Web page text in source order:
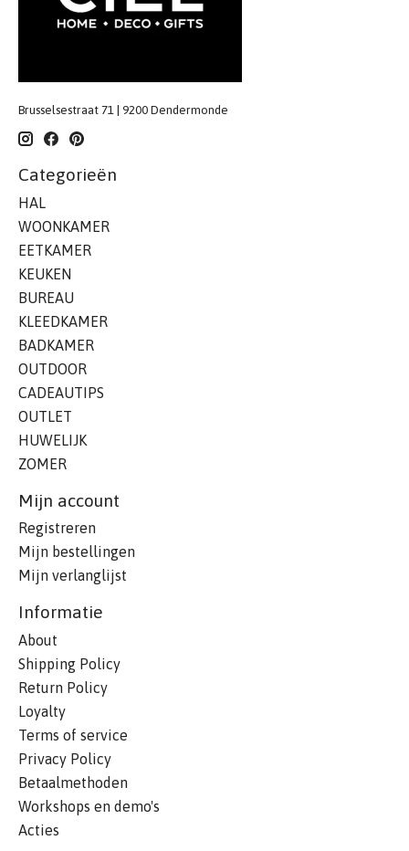
Brusselsestraat 71 | 9200 Dendermonde
Categorieën
HAL
WOONKAMER
EETKAMER
KEUKEN
BUREAU
KLEEDKAMER
BADKAMER
OUTDOOR
CADEAUTIPS
OUTLET
HUWELIJK
ZOMER
Mijn account
Registreren
Mijn bestellingen
Mijn verlanglijst
Informatie
About
Shipping Policy
Return Policy
Loyalty
Terms of service
Privacy Policy
Betaalmethoden
Workshops en demo's
Acties